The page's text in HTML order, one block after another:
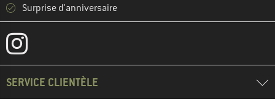
Surprise d'anniversaire
SERVICE CLIENTÈLE